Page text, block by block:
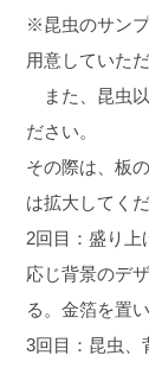
※昆虫のサン
用意していた
また、昆虫以
ださい。
その際は、板
は拡大してくだ
2回目：盛り上
応じ背景のデ
る。金箔を置
3回目：昆虫、